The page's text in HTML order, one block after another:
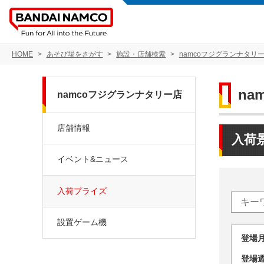
HOME あそび場をさがす 施設・店舗検索 namcoフジグランナタリ
入荷
登
登
namcoフジグランナタリー店
店舗情報
イベント&ニュース
入荷プライズ
設置ゲーム機